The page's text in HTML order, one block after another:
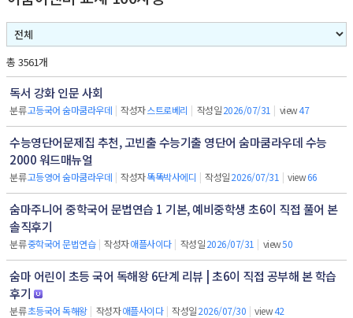
총 3561개
독서 강화 인문 사회
분류고등국어 숨마쿰라우데 | 작성자스트로베리 | 작성일2026/07/31 | view47
수능영단어문제집 추천, 고빈출 수능기출 영단어 숨마쿰라우데 수능
2000 워드매뉴얼
분류고등영어 숨마쿰라우데 | 작성자똑똑박사에디 | 작성일2026/07/31 | view66
숨마주니어 중학국어 문법연습 1 기본, 예비중학생 초6이 직접 풀어 본
솔직후기
분류중학국어 문법연습 | 작성자애플사이다 | 작성일2026/07/31 | view50
숨마 어린이 초등 국어 독해왕 6단계 리뷰 | 초6이 직접 공부해 본 학습
후기
분류초등국어 독해왕 | 작성자애플사이다 | 작성일2026/07/30 | view42